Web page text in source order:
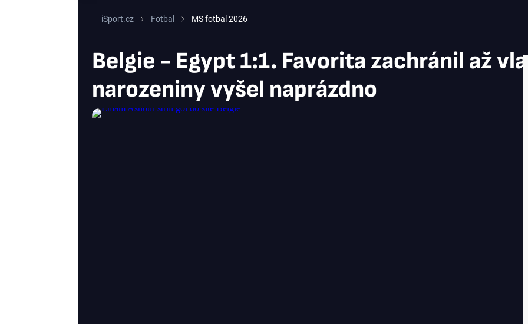
iSport.cz Fotbal MS fotbal 2026
Belgie - Egypt 1:1. Favorita zachránil až
narozeniny vyšel naprázdno